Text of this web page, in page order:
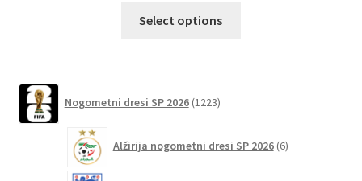
Select options
izberete
Nogometni dresi SP 2026 1223izdelkov
Alžirija nogometni dresi SP 2026 6izdelkov